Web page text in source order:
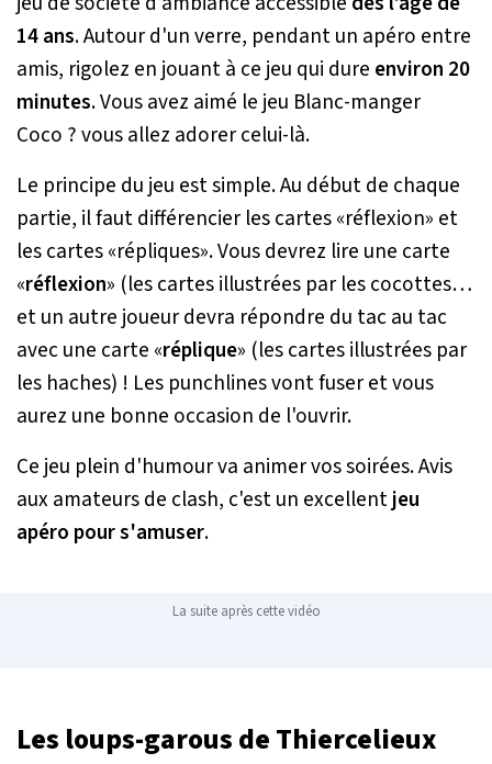
14 ans. Autour d'un verre, pendant un apéro entre
amis, rigolez en jouant à ce jeu qui dure environ 20
minutes. Vous avez aimé le jeu Blanc-manger
Coco ? vous allez adorer celui-là.
Le principe du jeu est simple. Au début de chaque
partie, il faut différencier les cartes «réflexion» et
les cartes «répliques». Vous devrez lire une carte
«réflexion» (les cartes illustrées par les cocottes…
et un autre joueur devra répondre du tac au tac
avec une carte «réplique» (les cartes illustrées par
les haches) ! Les punchlines vont fuser et vous
aurez une bonne occasion de l'ouvrir.
Ce jeu plein d'humour va animer vos soirées. Avis
aux amateurs de clash, c'est un excellentjeu
apéro pour s'amuser.
La suite après cette vidéo
Les loups-garous de Thiercelieux